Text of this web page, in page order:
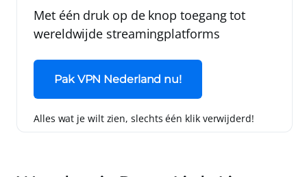
Met één druk op de knop toegang tot
wereldwijde streamingplatforms
Pak VPN Nederland nu!
Alles wat je wilt zien, slechts één klik verwijderd!